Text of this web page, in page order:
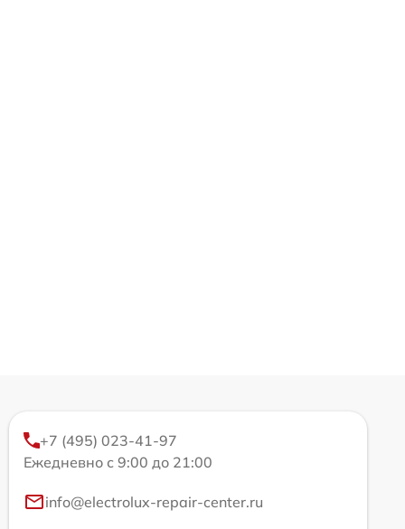
+7 (495) 023-41-97
Ежедневно с 9:00 до 21:00
info@electrolux-repair-center.ru